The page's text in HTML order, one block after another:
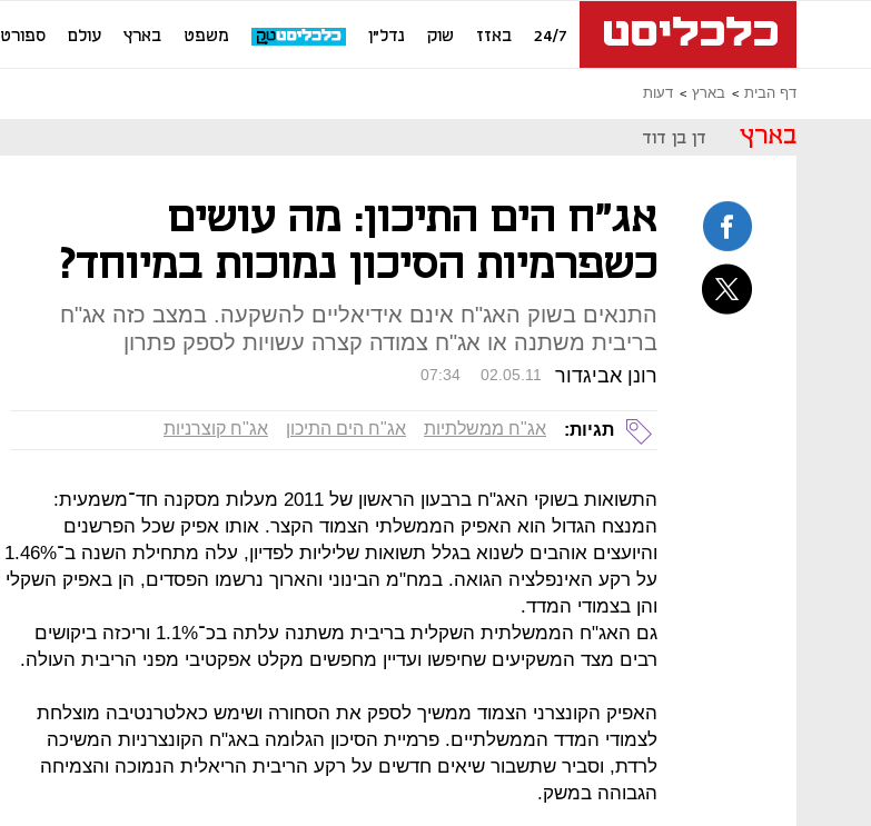
24/7 באזז שוק נדל"ן משפט בארץ עולם ספורט
דף הבית בארץ דעות
בארץ דן בן דוד
אג"ח הים התיכון: מה עושים
כשפרמיות הסיכון נמוכות במיוחד?
התנאים בשוק האג"ח אינם אידיאליים להשקעה. במצב כזה אג"ח
בריבית משתנה או אג"ח צמודה קצרה עשויות לספק פתרון
רונן אביגדור 07:34 02.05.11
תגיות: אג"ח ממשלתיות אג"ח הים התיכון אג"ח קוצרניות
התשואות בשוקי האג"ח ברבעון הראשון של 2011 מעלות מסקנה חד־משמעית:
המנצח הגדול הוא האפיק הממשלתי הצמוד הקצר. אותו אפיק שכל הפרשנים
והיועצים אוהבים לשנוא בגלל תשואות שליליות לפדיון, עלה מתחילת השנה ב־1.46%
על רקע האינפלציה הגואה. במח"מ הבינוני והארוך נרשמו הפסדים, הן באפיק השקלי
והן בצמודי המדד.
גם האג"ח הממשלתית השקלית בריבית משתנה עלתה בכ־1.1% וריכזה ביקושים
רבים מצד המשקיעים שחיפשו ועדיין מחפשים מקלט אפקטיבי מפני הריבית העולה.
האפיק הקונצרני הצמוד ממשיך לספק את הסחורה ושימש כאלטרנטיבה מוצלחת
לצמודי המדד הממשלתיים. פרמיית הסיכון הגלומה באג"ח הקונצרניות המשיכה
לרדת, וסביר שתשבור שיאים חדשים על רקע הריבית הריאלית הנמוכה והצמיחה
הגבוהה במשק.